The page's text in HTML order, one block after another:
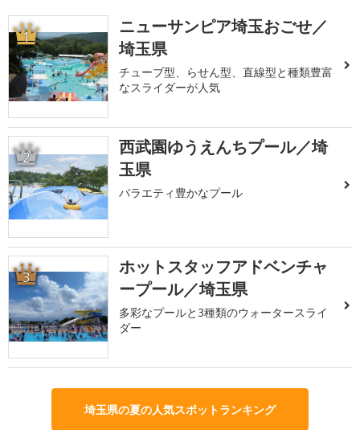
1
ニューサンピア埼玉おごせ／
埼玉県
チューブ型、らせん型、直線型と種類豊富
なスライダーが人気
2
西武園ゆうえんちプール／埼
玉県
バラエティ豊かなプール
3
ホットスタッフアドベンチャ
ープール／埼玉県
多彩なプールと3種類のウォータースライ
ダー
埼玉県の夏の人気スポットランキング